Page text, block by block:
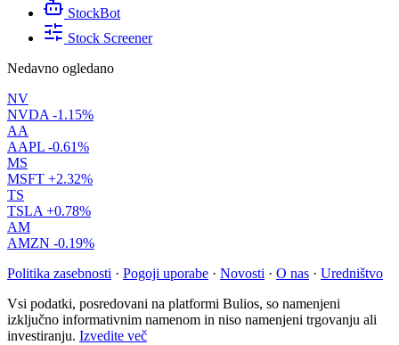
StockBot
Stock Screener
Nedavno ogledano
NV
NVDA -1.15%
AA
AAPL -0.61%
MS
MSFT +2.32%
TS
TSLA +0.78%
AM
AMZN -0.19%
Politika zasebnosti · Pogoji uporabe · Novosti · O nas · Uredništvo
Vsi podatki, posredovani na platformi Bulios, so namenjeni
izključno informativnim namenom in niso namenjeni trgovanju ali
investiranju. Izvedite več